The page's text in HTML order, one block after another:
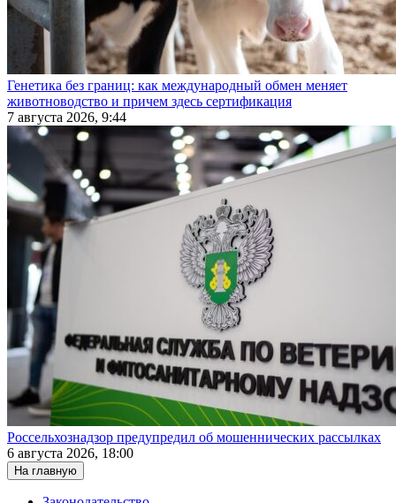
Генетика без границ: как международный обмен меняет
животноводство и причем здесь сертификация
7 августа 2026, 9:44
Россельхознадзор предупредил об мошеннических рассылках
6 августа 2026, 18:00
На главную